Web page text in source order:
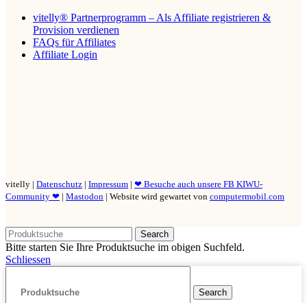
vitelly® Partnerprogramm – Als Affiliate registrieren &
Provision verdienen
FAQs für Affiliates
Affiliate Login
vitelly | Datenschutz | Impressum | ❤ Besuche auch unsere FB KIWU-
Community ❤ | Mastodon | Website wird gewartet von computermobil.com
Search
Bitte starten Sie Ihre Produktsuche im obigen Suchfeld.
Schliessen
Search